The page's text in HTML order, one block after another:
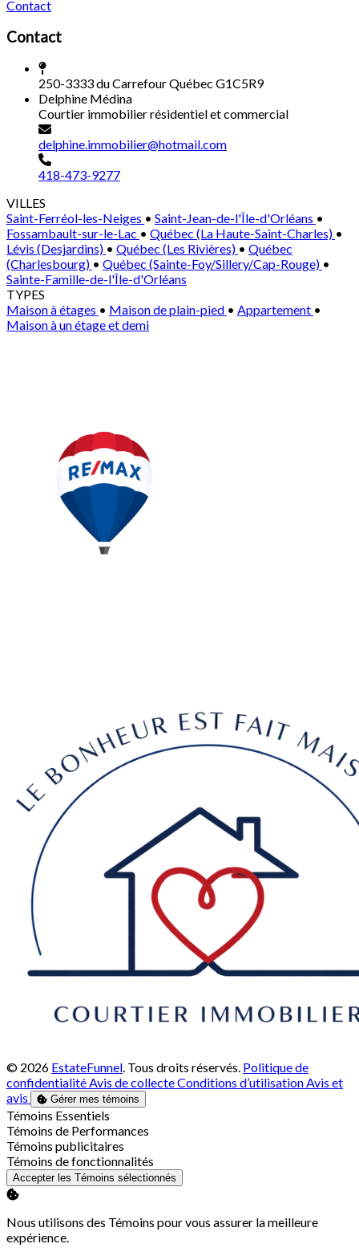
Contact
Contact
250-3333 du Carrefour Québec G1C5R9
Delphine Médina
Courtier immobilier résidentiel et commercial
delphine.immobilier@hotmail.com
418-473-9277
VILLES
Saint-Ferréol-les-Neiges • Saint-Jean-de-l'Île-d'Orléans •
Fossambault-sur-le-Lac • Québec (La Haute-Saint-Charles) •
Lévis (Desjardins) • Québec (Les Rivières) • Québec
(Charlesbourg) • Québec (Sainte-Foy/Sillery/Cap-Rouge) •
Sainte-Famille-de-l'Île-d'Orléans
TYPES
Maison à étages • Maison de plain-pied • Appartement •
Maison à un étage et demi
© 2026 EstateFunnel. Tous droits réservés. Politique de
confidentialitéAvis de collecteConditions d’utilisationAvis et
avis
Gérer mes témoins
Activer
Témoins Essentiels
Activer
Témoins de Performances
Activer
Témoins publicitaires
Activer
Témoins de fonctionnalités
Accepter les Témoins sélectionnés
Nous utilisons des Témoins pour vous assurer la meilleure
expérience.